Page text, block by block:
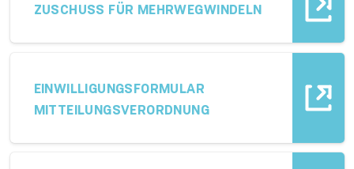
ZUSCHUSS FÜR MEHRWEGWINDELN
EINWILLIGUNGSFORMULAR
MITTEILUNGSVERORDNUNG